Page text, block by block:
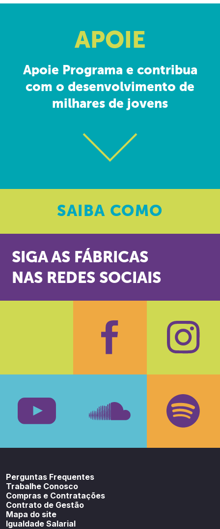
APOIE
Apoie Programa e contribua
com o desenvolvimento de
milhares de jovens
SAIBA COMO
SIGA AS FÁBRICAS
NAS REDES SOCIAIS
Facebook
Perguntas Frequentes
Trabalhe Conosco
Compras e Contratações
Contrato de Gestão
Mapa do site
Igualdade Salarial